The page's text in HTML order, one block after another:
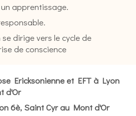
apprentissage.
se dirige vers le cycle de
de conscience
Ericksonienne et EFT à Lyon
d'Or
6è, Saint Cyr au Mont d'Or